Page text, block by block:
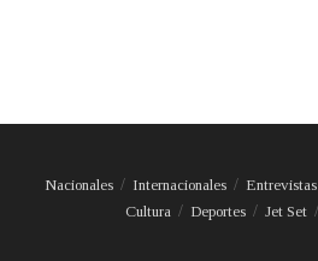
Nacionales Internacionales Entrevistas
Cultura
Deportes Jet Set